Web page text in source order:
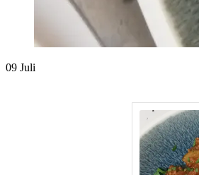
09 Juli